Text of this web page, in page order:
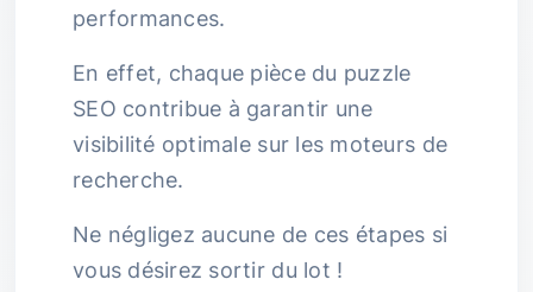
performances.
En effet, chaque pièce du puzzle
SEO contribue à garantir une
visibilité optimale sur les moteurs de
recherche.
Ne négligez aucune de ces étapes si
vous désirez sortir du lot !